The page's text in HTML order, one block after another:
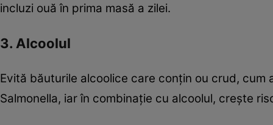
incluzi ouă în prima masă a zilei.
3. Alcoolul
Evită băuturile alcoolice care conțin ou crud,
Salmonella, iar în combinație cu alcoolul, crește